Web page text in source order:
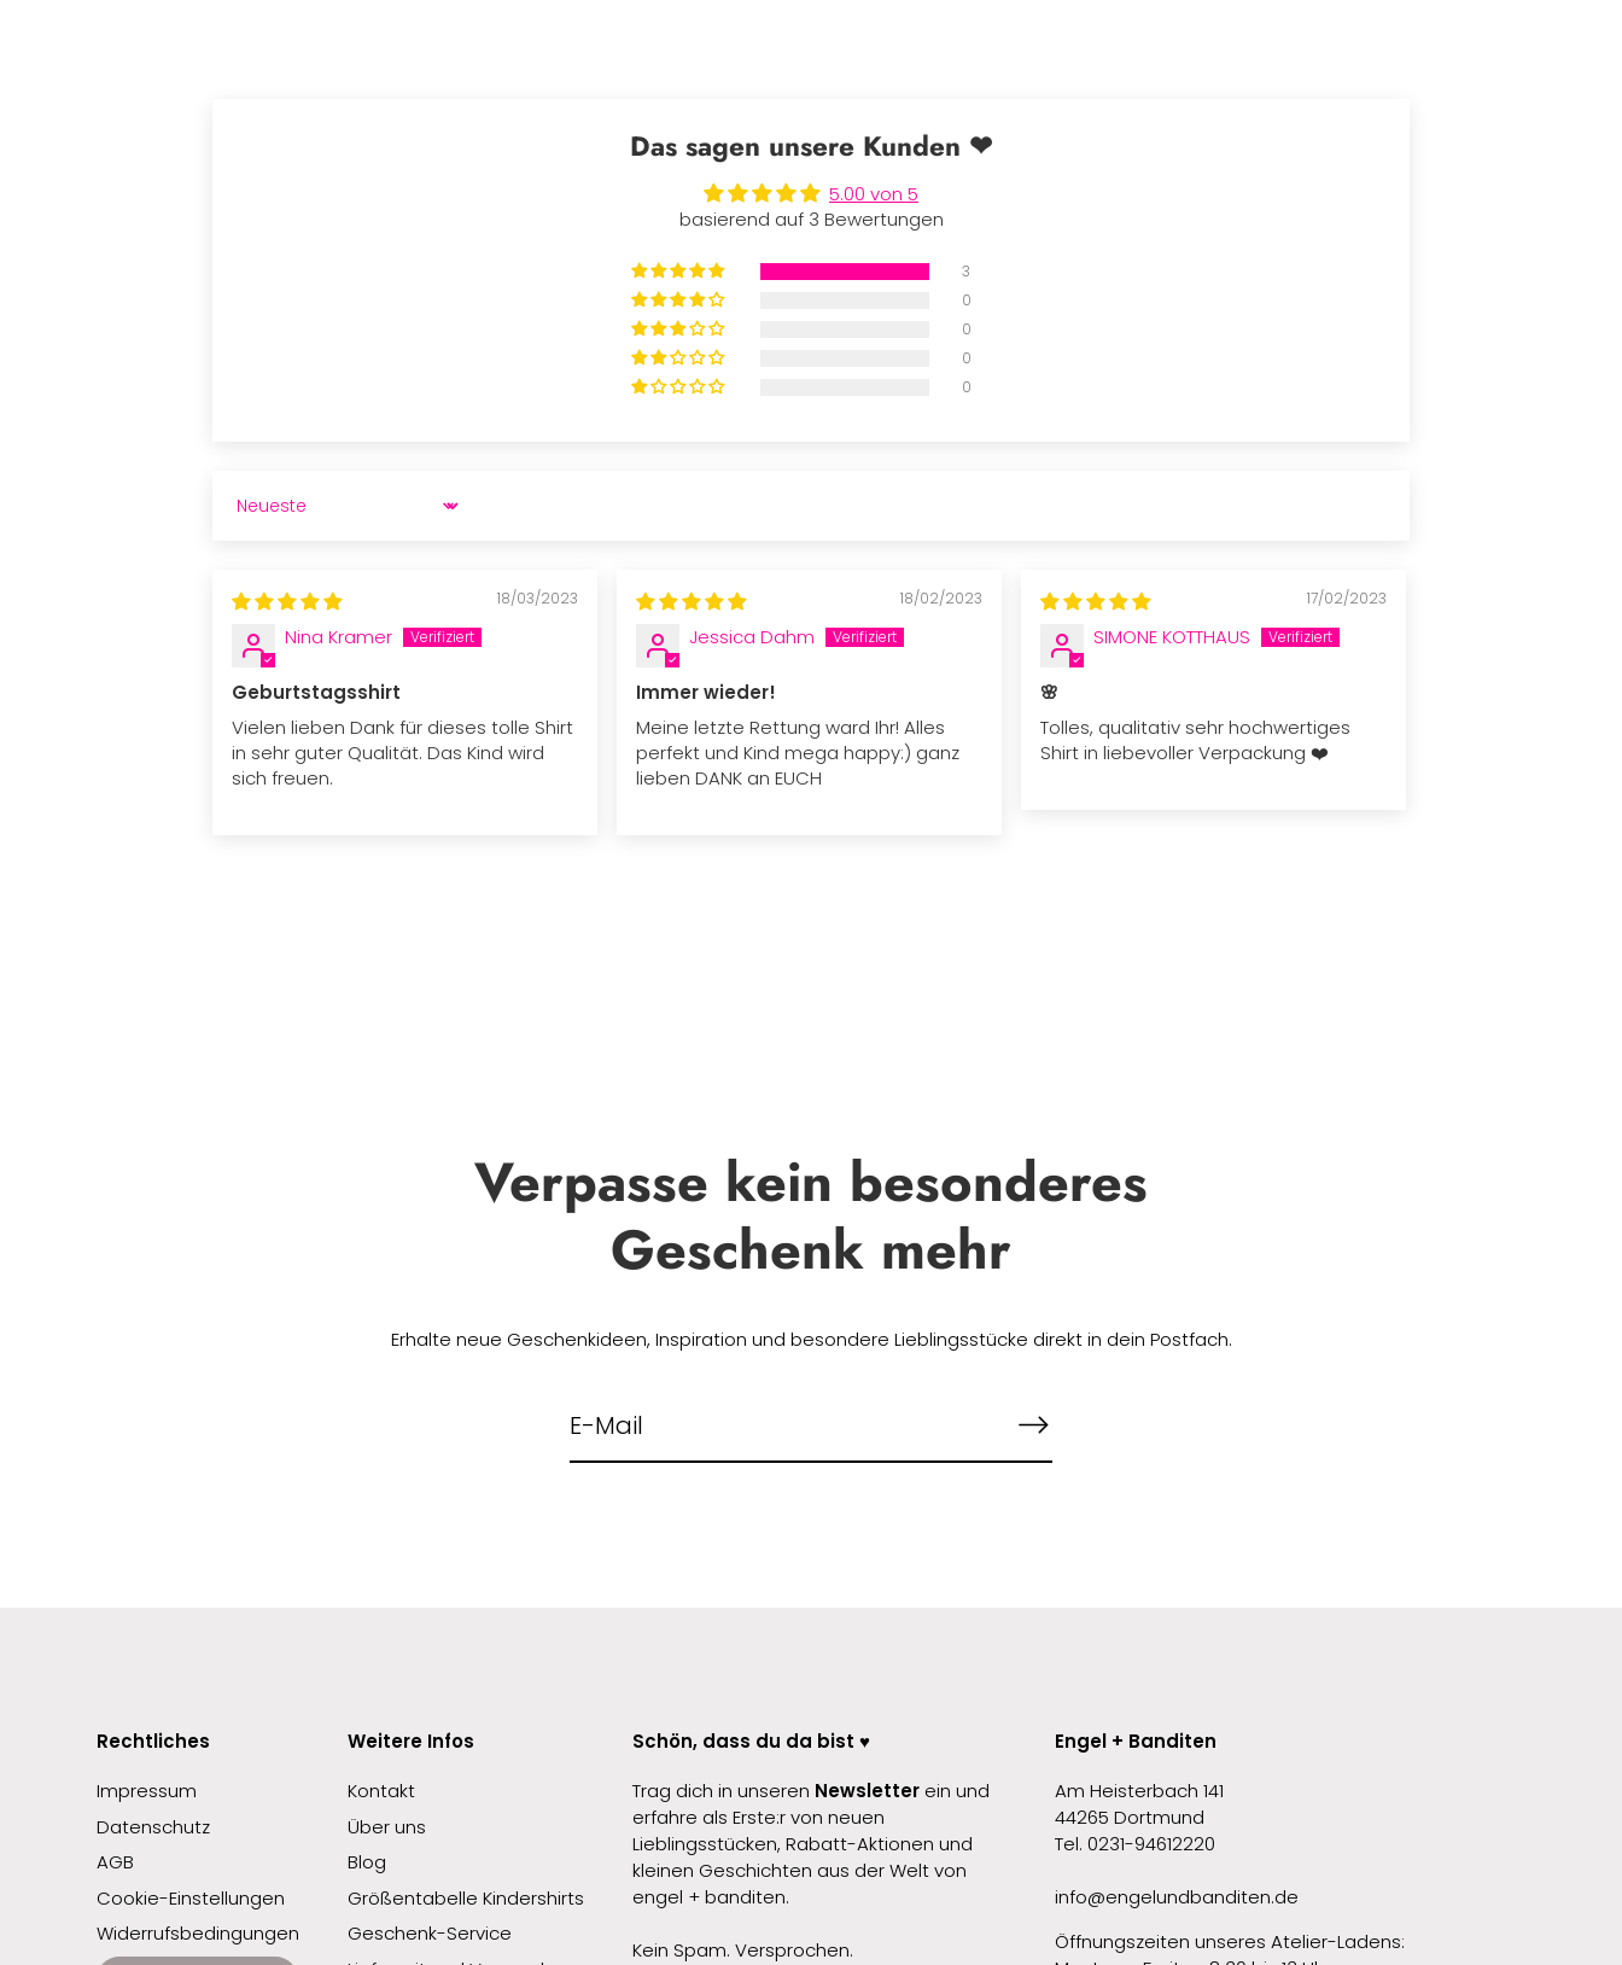
Das sagen unsere Kunden ❤
5.00 von 5
basierend auf 3 Bewertungen
3
0
0
0
0
SORT BY
18/03/2023
Nina Kramer
Geburtstagsshirt
Vielen lieben Dank für dieses tolle Shirt
in sehr guter Qualität. Das Kind wird
sich freuen.
18/02/2023
Jessica Dahm
Immer wieder!
Meine letzte Rettung ward Ihr! Alles
perfekt und Kind mega happy:) ganz
lieben DANK an EUCH
17/02/2023
SIMONE KOTTHAUS
🌸
Tolles, qualitativ sehr hochwertiges
Shirt in liebevoller Verpackung ❤️
Verpasse kein besonderes
Geschenk mehr
Erhalte neue Geschenkideen, Inspiration und besondere Lieblingsstücke direkt in dein Postfach.
Rechtliches
Impressum
Datenschutz
AGB
Cookie-Einstellungen
Widerrufsbedingungen
Weitere Infos
Kontakt
Über uns
Blog
Größentabelle Kindershirts
Geschenk-Service
Schön, dass du da bist ♥️
Trag dich in unseren Newsletter ein und
erfahre als Erste:r von neuen
Lieblingsstücken, Rabatt-Aktionen und
kleinen Geschichten aus der Welt von
engel + banditen.
Kein Spam. Versprochen.
Engel + Banditen
Am Heisterbach 141
44265 Dortmund
Tel. 0231-94612220
info@engelundbanditen.de
Öffnungszeiten unseres Atelier-Ladens: